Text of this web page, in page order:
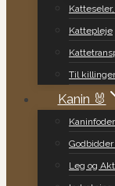
Kattepleje
Til
Kanin 🐰
Leg og